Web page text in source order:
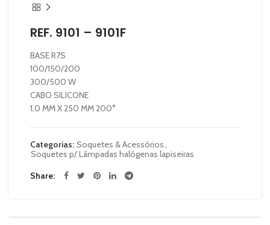
REF. 9101 – 9101F
BASE R7S
100/150/200
300/500 W
CABO SILICONE
1,0 MM X 250 MM 200°
Categorias: Soquetes & Acessórios,
Soquetes p/ Lâmpadas halógenas lapiseiras
Share